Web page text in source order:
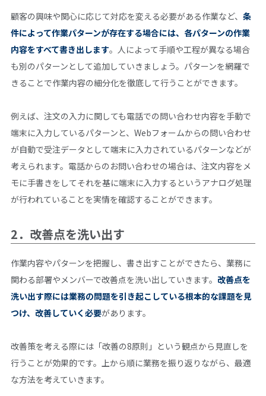
顧客の興味や関心に応じて対応を変える必要がある作業など、 条
件によって作業パターンが存在する場合には、各パターンの作業
内容をすべて書き出します。人によって手順や工程が異なる場合
も別のパターンとして追加していきましょう。パターンを網羅で
きることで作業内容の細分化を徹底して行うことができます。
例えば、注文の入力に関しても電話での問い合わせ内容を手動で
端末に入力しているパターンと、Webフォームからの問い合わせ
が自動で受注データとして端末に入力されているパターンなどが
考えられます。電話からのお問い合わせの場合は、注文内容をメ
モに手書きをしてそれを基に端末に入力するというアナログ処理
が行われていることを実情を確認することができます。
2．改善点を洗い出す
作業内容やパターンを把握し、書き出すことができたら、業務に
関わる部署やメンバーで改善点を洗い出していきます。 改善点を
洗い出す際には業務の問題を引き起こしている根本的な課題を見
つけ、改善していく必要があります。
改善策を考える際には「改善の8原則」という観点から見直しを
行うことが効果的です。上から順に業務を振り返りながら、最適
な方法を考えていきます。